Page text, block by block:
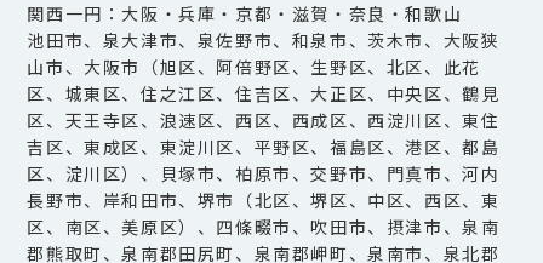
関西一円：大阪・兵庫・京都・滋賀・奈良・和歌山
池田市、泉大津市、泉佐野市、和泉市、茨木市、大阪狭
山市、大阪市（旭区、阿倍野区、生野区、北区、此花
区、城東区、住之江区、住吉区、大正区、中央区、鶴見
区、天王寺区、浪速区、西区、西成区、西淀川区、東住
吉区、東成区、東淀川区、平野区、福島区、港区、都島
区、淀川区）、貝塚市、柏原市、交野市、門真市、河内
長野市、岸和田市、堺市（北区、堺区、中区、西区、東
区、南区、美原区）、四條畷市、吹田市、摂津市、泉南
郡熊取町、泉南郡田尻町、泉南郡岬町、泉南市、泉北郡